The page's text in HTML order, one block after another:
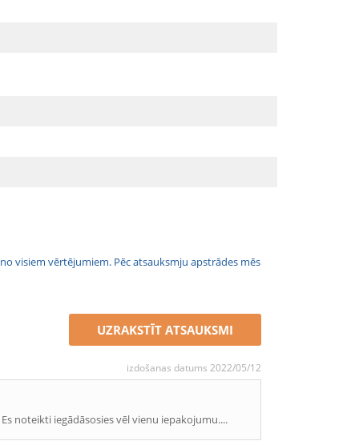
visiem vērtējumiem. Pēc atsauksmju apstrādes mēs
UZRAKSTĪT ATSAUKSMI
izdošanas datums 2022/05/12
noteikti iegādāsosies vēl vienu iepakojumu....